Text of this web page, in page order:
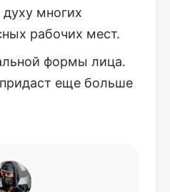
многих
рабочих мест.
формы лица.
еще больше